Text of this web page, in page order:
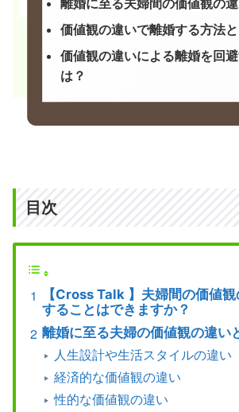
離婚に至る夫婦間の価値観の
価値観の違いで離婚する方法
価値観の違いによる離婚を回
は？
目次
【Cross Talk 】夫婦間の価値
することはできますか？
離婚に至る夫婦の価値観の違い
人生設計や生活スタイルの違い
経済的な価値観の違い
性的な価値観の違い